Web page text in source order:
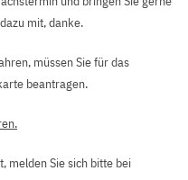
mit, danke.
müssen Sie für das
beantragen.
melden Sie sich bitte bei